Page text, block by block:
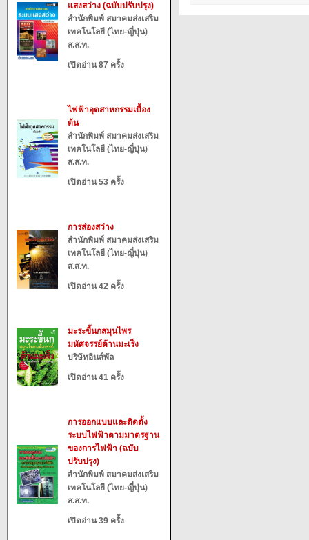
แสงสว่าง (ฉบับปรับปรุง)
สำนักพิมพ์ สมาคมส่งเสริม
เทคโนโลยี (ไทย-ญี่ปุ่น)
ส.ส.ท.
เปิดอ่าน 87 ครั้ง
ไฟฟ้าอุตสาหกรรมเบื้อง
ต้น
สำนักพิมพ์ สมาคมส่งเสริม
เทคโนโลยี (ไทย-ญี่ปุ่น)
ส.ส.ท.
เปิดอ่าน 53 ครั้ง
การส่องสว่าง
สำนักพิมพ์ สมาคมส่งเสริม
เทคโนโลยี (ไทย-ญี่ปุ่น)
ส.ส.ท.
เปิดอ่าน 42 ครั้ง
มะระขี้นกสมุนไพร
มหัศจรรย์ต้านมะเร็ง
บริษัทอินส์พัล
เปิดอ่าน 41 ครั้ง
การออกแบบและติดตั้ง
ระบบไฟฟ้าตามมาตรฐาน
ของการไฟฟ้า (ฉบับ
ปรับปรุง)
สำนักพิมพ์ สมาคมส่งเสริม
เทคโนโลยี (ไทย-ญี่ปุ่น)
ส.ส.ท.
เปิดอ่าน 39 ครั้ง